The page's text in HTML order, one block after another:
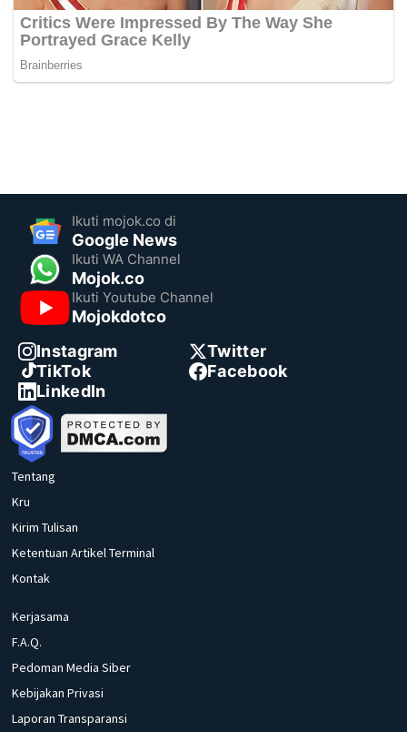
Ikuti mojok.co di
Google News
Ikuti WA Channel
Mojok.co
Ikuti Youtube Channel
Mojokdotco
Instagram
Twitter
TikTok
Facebook
LinkedIn
Tentang
Kru
Kirim Tulisan
Ketentuan Artikel Terminal
Kontak
Kerjasama
F.A.Q.
Pedoman Media Siber
Kebijakan Privasi
Laporan Transparansi